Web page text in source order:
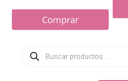
Comprar
Búsqueda